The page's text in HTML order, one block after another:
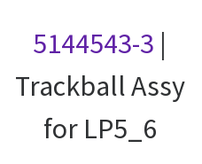
5144543-3 |
Trackball Assy
for LP5_6